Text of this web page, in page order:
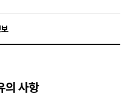
의 사항